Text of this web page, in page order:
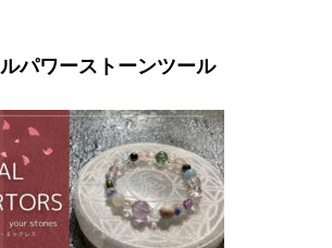
パワーストーンツール